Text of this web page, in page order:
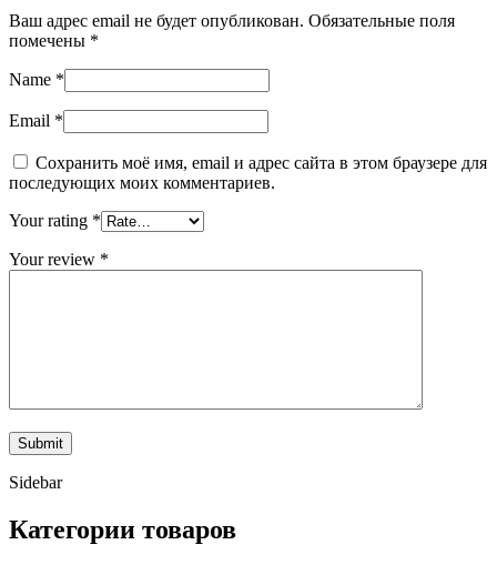
Ваш адрес email не будет опубликован. Обязательные поля
помечены *
Name *
Email *
Сохранить моё имя, email и адрес сайта в этом браузере для
последующих моих комментариев.
Your rating *
Your review *
Sidebar
Категории товаров